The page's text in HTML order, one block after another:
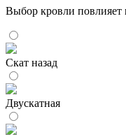
Выбор кровли
Скат назад
Двускатная